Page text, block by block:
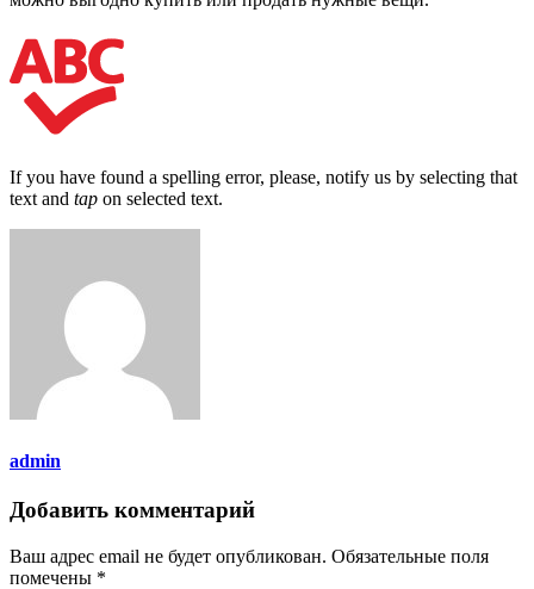
If you have found a spelling error, please, notify us by selecting that
text and tap on selected text.
admin
Добавить комментарий
Ваш адрес email не будет опубликован. Обязательные поля
помечены *